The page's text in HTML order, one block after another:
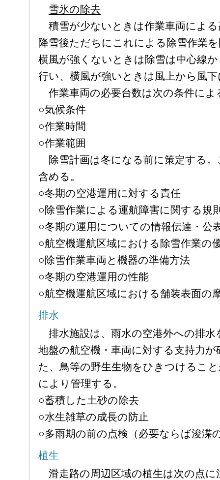
雪氷の除去
積雪が少ないときは作業車両によ
降雪後ただちにこれによる除雪作業
横風が強くないときは除雪は中心線
行い、横風が強いときは風上から風
作業車両の必要台数は次の条件によ
○気候条件
○作業時間
○作業範囲
除雪計画は冬になる前に策定する
含める。
○冬期の空港運用に対する責任
○除雪作業による運航障害に関する規
○冬期の運用についての情報伝達・公
○航空機運航区域における除雪作業の
○除雪作業車両と機器の準備方法
○冬期の空港運用の性能
○航空機運航区域における舗装表面の
排水
排水施設は、雨水の空港外への排水
地盤の航空機・車両に対する支持力
た、鳥等の野生生物をひきつけるこ
により管理する。
○蓄積した土砂の除去
○水生雑草の成長の防止
○多雨期の前の点検（必要ならば浚渫
植生
滑走路の周辺区域の植生は次の点に